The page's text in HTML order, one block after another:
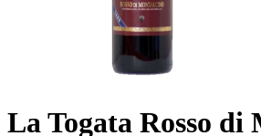
La Togata Rosso di